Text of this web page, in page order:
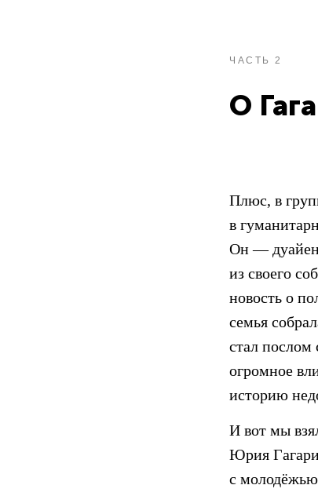
ЧАСТЬ 2
О
Плюс, в
в
Он —
из своего
новость о
семья
стал послом
огромное
историю
И вот мы
Юрия
с